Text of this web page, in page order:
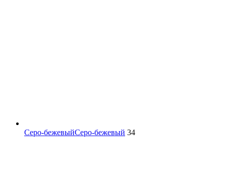
Серо-бежевыйСеро-бежевый 34